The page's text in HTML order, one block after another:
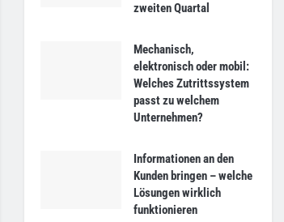
zweiten Quartal
Mechanisch,
elektronisch oder mobil:
Welches Zutrittssystem
passt zu welchem
Unternehmen?
Informationen an den
Kunden bringen – welche
Lösungen wirklich
funktionieren